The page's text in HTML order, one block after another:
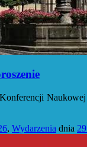
, Wydarzenia dnia